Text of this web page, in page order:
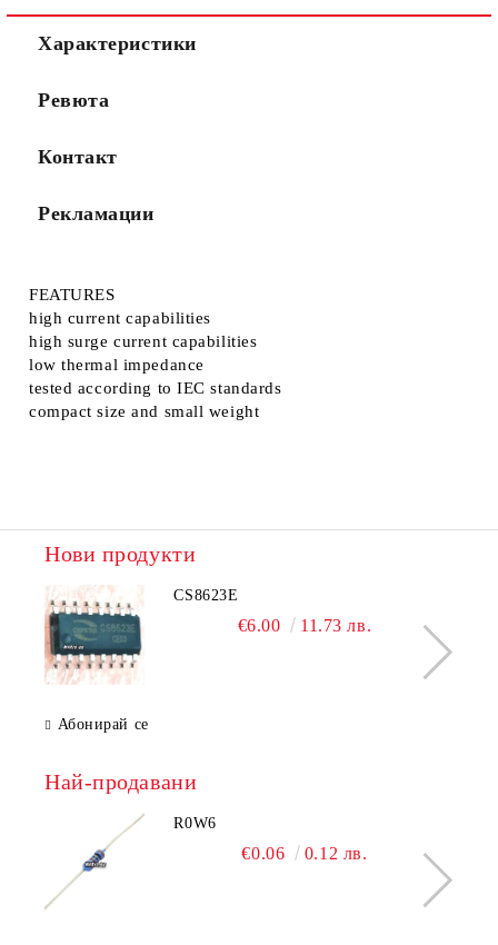
Ние ще се свържем с вас в рамките на работния ден.
Характеристики
Ревюта
Контакт
Рекламации
FEATURES
high current capabilities
high surge current capabilities
low thermal impedance
tested according to IEC standards
compact size and small weight
Нови продукти
CS8623E
€6.00 11.73 лв.
Абонирай се
Най-продавани
R0W6
€0.06 0.12 лв.